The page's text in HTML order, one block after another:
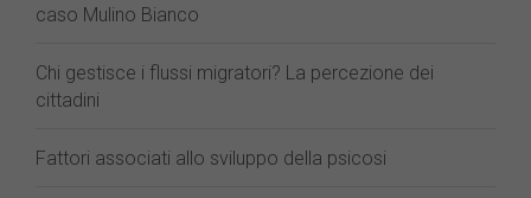
caso Mulino Bianco
Chi gestisce i flussi migratori? La percezione dei
cittadini
Fattori associati allo sviluppo della psicosi